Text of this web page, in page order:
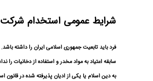
شرایط عمومی استخدام شرکت
فرد باید تابعیت جمهوری اسلامی ایران را داشته باشد.
سابقه اعتیاد به مواد مخدر و استفاده از دخانیات را
به دین اسلام یا یکی از ادیان پذیرفته شده در